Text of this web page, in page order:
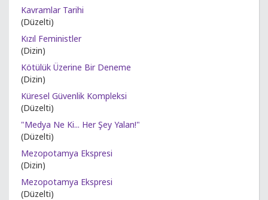
Kavramlar Tarihi
(Düzelti)
Kızıl Feministler
(Dizin)
Kötülük Üzerine Bir Deneme
(Dizin)
Küresel Güvenlik Kompleksi
(Düzelti)
"Medya Ne Ki... Her Şey Yalan!"
(Düzelti)
Mezopotamya Ekspresi
(Dizin)
Mezopotamya Ekspresi
(Düzelti)